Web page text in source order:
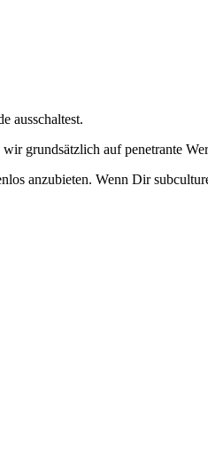
ausschaltest.
grundsätzlich auf penetrante
anzubieten. Wenn Dir